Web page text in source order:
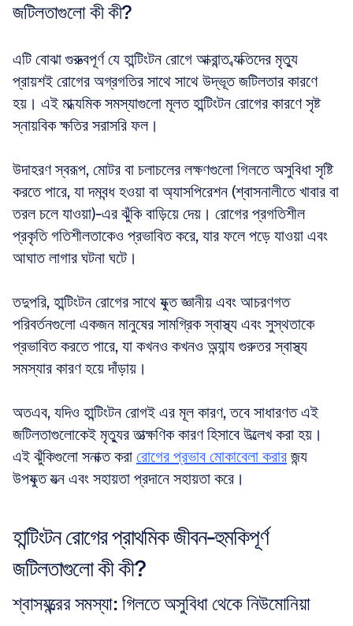
জটিলতাগুলো কী কী?
এটি বোঝা গুরুত্বপূর্ণ যে হান্টিংটন রোগে আক্রান্ত ব্যক্তিদের মৃত্যু
প্রায়শই রোগের অগ্রগতির সাথে সাথে উদ্ভূত জটিলতার কারণে
হয়। এই মাধ্যমিক সমস্যাগুলো মূলত হান্টিংটন রোগের কারণে সৃষ্ট
স্নায়বিক ক্ষতির সরাসরি ফল।
উদাহরণ স্বরূপ, মোটর বা চলাচলের লক্ষণগুলো গিলতে অসুবিধা সৃষ্টি
করতে পারে, যা দমবন্ধ হওয়া বা অ্যাসপিরেশন (শ্বাসনালীতে খাবার বা
তরল চলে যাওয়া)-এর ঝুঁকি বাড়িয়ে দেয়। রোগের প্রগতিশীল
প্রকৃতি গতিশীলতাকেও প্রভাবিত করে, যার ফলে পড়ে যাওয়া এবং
আঘাত লাগার ঘটনা ঘটে।
তদুপরি, হান্টিংটন রোগের সাথে যুক্ত জ্ঞানীয় এবং আচরণগত
পরিবর্তনগুলো একজন মানুষের সামগ্রিক স্বাস্থ্য এবং সুস্থতাকে
প্রভাবিত করতে পারে, যা কখনও কখনও অন্যান্য গুরুতর স্বাস্থ্য
সমস্যার কারণ হয়ে দাঁড়ায়।
অতএব, যদিও হান্টিংটন রোগই এর মূল কারণ, তবে সাধারণত এই
জটিলতাগুলোকেই মৃত্যুর তাত্ক্ষণিক কারণ হিসাবে উল্লেখ করা হয়।
এই ঝুঁকিগুলো সনাক্ত করা রোগের প্রভাব মোকাবেলা করার জন্য
উপযুক্ত যত্ন এবং সহায়তা প্রদানে সহায়তা করে।
হান্টিংটন রোগের প্রাথমিক জীবন-হুমকিপূর্ণ
জটিলতাগুলো কী কী?
শ্বাসযন্ত্রের সমস্যা: গিলতে অসুবিধা থেকে নিউমোনিয়া